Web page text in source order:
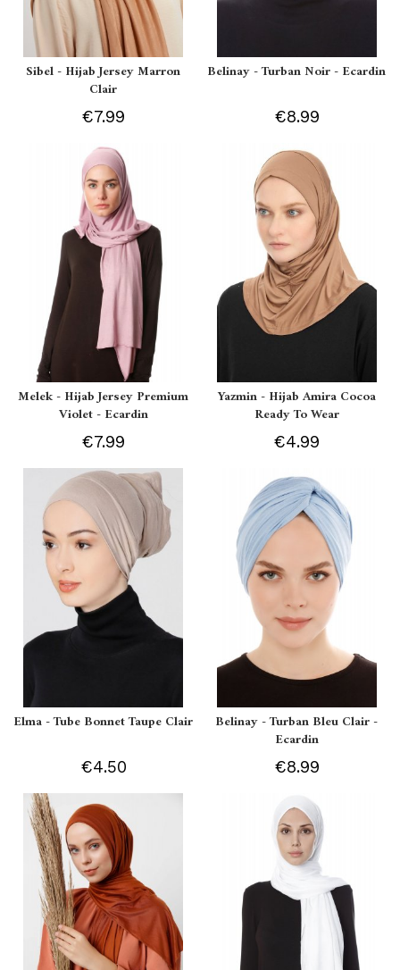
Sibel - Hijab Jersey Marron
Clair
€7.99
Belinay - Turban Noir - Ecardin
€8.99
Melek - Hijab Jersey Premium
Violet - Ecardin
€7.99
Yazmin - Hijab Amira Cocoa
Ready To Wear
€4.99
Elma - Tube Bonnet Taupe Clair
€4.50
Belinay - Turban Bleu Clair -
Ecardin
€8.99